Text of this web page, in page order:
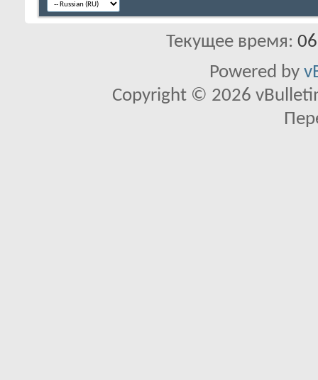
Текущее время:
Powered by
Copyright © 2026